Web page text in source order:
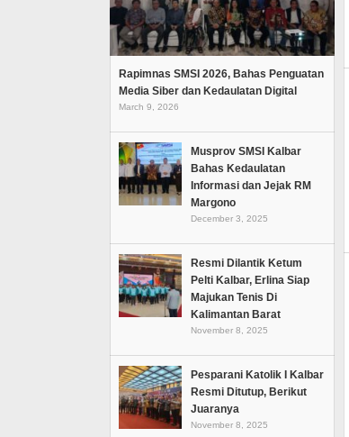
Rapimnas SMSI 2026, Bahas Penguatan
Media Siber dan Kedaulatan Digital
March 9, 2026
Musprov SMSI Kalbar
Bahas Kedaulatan
Informasi dan Jejak RM
Margono
December 3, 2025
Resmi Dilantik Ketum
Pelti Kalbar, Erlina Siap
Majukan Tenis Di
Kalimantan Barat
November 8, 2025
Pesparani Katolik I Kalbar
Resmi Ditutup, Berikut
Juaranya
November 8, 2025